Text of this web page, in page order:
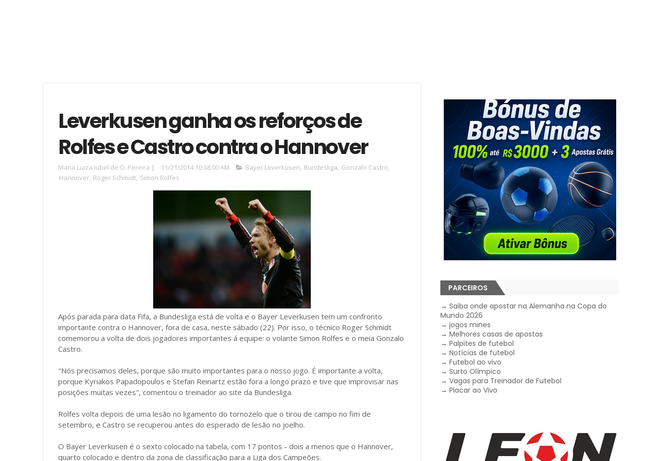
Leverkusen ganha os reforços de
Rolfes e Castro contra o Hannover
Maria Luiza Iubel de O. Pereira | 11/21/2014 10:38:00 AM Bayer Leverkusen, Bundesliga, Gonzalo Castro,
Hannover, Roger Schmidt, Simon Rolfes
Após parada para data Fifa, a Bundesliga está de volta e o Bayer Leverkusen tem um confronto
importante contra o Hannover, fora de casa, neste sábado (22). Por isso, o técnico Roger Schmidt
comemorou a volta de dois jogadores importantes á equipe: o volante Simon Rolfes e o meia Gonzalo
Castro.
"Nós precisamos deles, porque são muito importantes para o nosso jogo. É importante a volta,
porque Kyriakos Papadopoulos e Stefan Reinartz estão fora a longo prazo e tive que improvisar nas
posições muitas vezes", comentou o treinador ao site da Bundesliga.
Rolfes volta depois de uma lesão no ligamento do tornozelo que o tirou de campo no fim de
setembro, e Castro se recuperou antes do esperado de lesão no joelho.
O Bayer Leverkusen é o sexto colocado na tabela, com 17 pontos - dois a menos que o Hannover,
quarto colocado e dentro da zona de classificação para a Liga dos Campeões.
PARCEIROS
→Saiba onde apostar na Alemanha na Copa do
Mundo 2026
→jogos mines
→Melhores casas de apostas
→Palpites de futebol
→Notícias de futebol
→Futebol ao vivo
→Surto Olímpico
→Vagas para Treinador de Futebol
→Placar ao Vivo